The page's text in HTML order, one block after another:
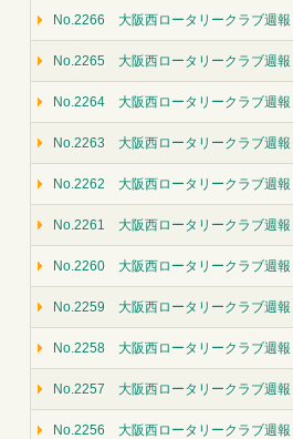
No.2266 大阪西ロータリークラブ週報
No.2265 大阪西ロータリークラブ週報
No.2264 大阪西ロータリークラブ週報
No.2263 大阪西ロータリークラブ週報
No.2262 大阪西ロータリークラブ週報
No.2261 大阪西ロータリークラブ週報
No.2260 大阪西ロータリークラブ週報
No.2259 大阪西ロータリークラブ週報
No.2258 大阪西ロータリークラブ週報
No.2257 大阪西ロータリークラブ週報
No.2256 大阪西ロータリークラブ週報